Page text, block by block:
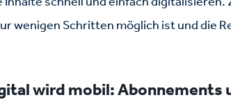
wenigen Schritten möglich ist und die
wird mobil: Abonnements